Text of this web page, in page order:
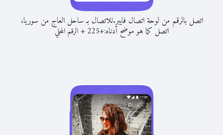
اتصل بالرقم من لوحة اتصال فايبر.للاتصال بـ ساحل العاج من سوريا،
اتصل كما هو موضح أدناه:+
225
+الرقم المحلي